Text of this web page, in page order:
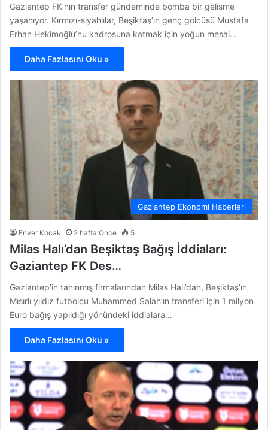
Gaziantep FK’nın transfer gündeminde bomba bir gelişme
yaşanıyor. Kırmızı-siyahlılar, Beşiktaş’ın genç golcüsü Mustafa
Erhan Hekimoğlu’nu kadrosuna katmak için yoğun mesai…
Daha Fazlasını Oku »
Gaziantep Ekonomi Haberleri
Enver Kocak 2 hafta Önce 5
Milas Halı’dan Beşiktaş Bağış İddiaları:
Gaziantep FK Des…
Gaziantep’in tanınmış firmalarından Milas Halı’dan, Beşiktaş’ın
Mısırlı yıldız futbolcu Muhammed Salah’ın transferi için 1 milyon
Euro bağış yapıldığı yönündeki iddialara…
Daha Fazlasını Oku »